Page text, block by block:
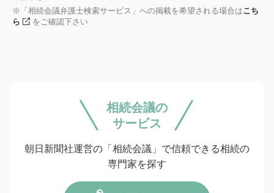
「相続会議弁護士検索サービス」への掲載を希望される場合はこち
ら
をご確認下さい
相続会議の
サービス
朝日新聞社運営の「相続会議」で信頼できる相続の
専門家を探す